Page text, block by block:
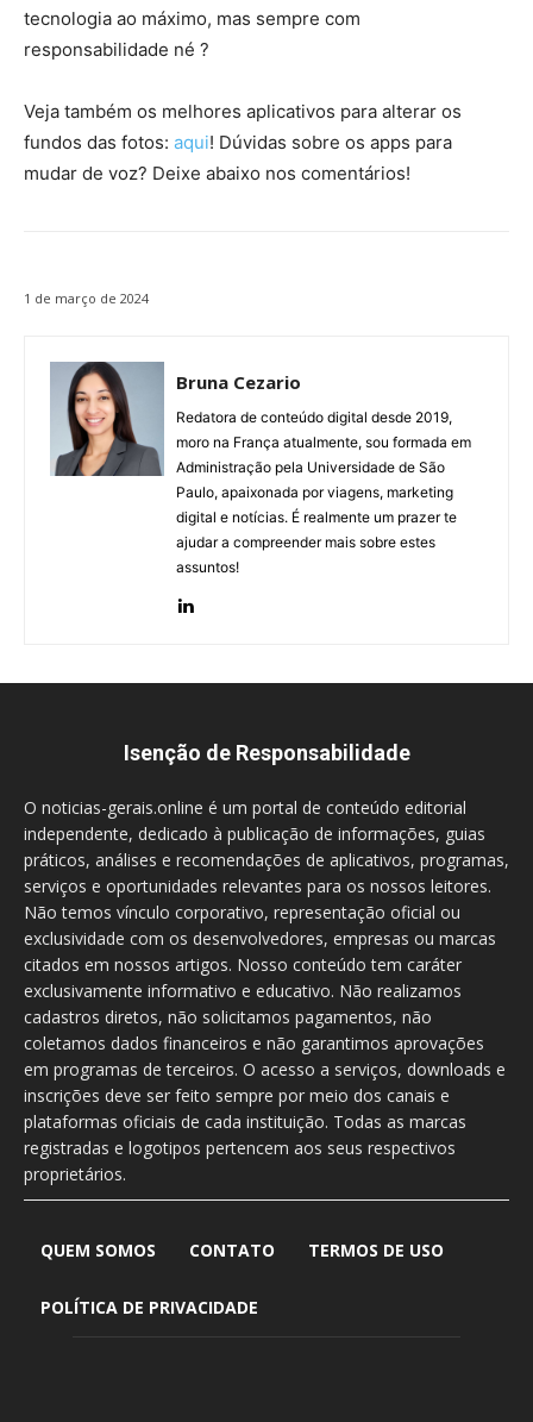
tecnologia ao máximo, mas sempre com
responsabilidade né ?
Veja também os melhores aplicativos para alterar os
fundos das fotos: aqui! Dúvidas sobre os apps para
mudar de voz? Deixe abaixo nos comentários!
1 de março de 2024
Bruna Cezario
Redatora de conteúdo digital desde 2019,
moro na França atualmente, sou formada em
Administração pela Universidade de São
Paulo, apaixonada por viagens, marketing
digital e notícias. É realmente um prazer te
ajudar a compreender mais sobre estes
assuntos!
Isenção de Responsabilidade
O noticias-gerais.online é um portal de conteúdo editorial
independente, dedicado à publicação de informações, guias
práticos, análises e recomendações de aplicativos, programas,
serviços e oportunidades relevantes para os nossos leitores.
Não temos vínculo corporativo, representação oficial ou
exclusividade com os desenvolvedores, empresas ou marcas
citados em nossos artigos. Nosso conteúdo tem caráter
exclusivamente informativo e educativo. Não realizamos
cadastros diretos, não solicitamos pagamentos, não
coletamos dados financeiros e não garantimos aprovações
em programas de terceiros. O acesso a serviços, downloads e
inscrições deve ser feito sempre por meio dos canais e
plataformas oficiais de cada instituição. Todas as marcas
registradas e logotipos pertencem aos seus respectivos
proprietários.
QUEM SOMOS CONTATO TERMOS DE USO
POLÍTICA DE PRIVACIDADE